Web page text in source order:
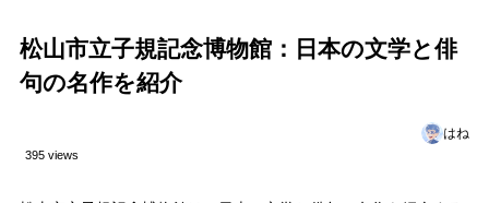
松山市立子規記念博物館：日本の文学と俳
句の名作を紹介
はね
395 views